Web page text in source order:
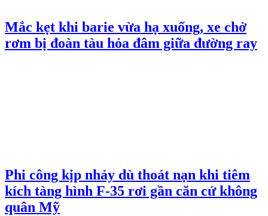
Mắc kẹt khi barie vừa hạ xuống, xe chở
rơm bị đoàn tàu hỏa đâm giữa đường ray
Phi công kịp nhảy dù thoát nạn khi tiêm
kích tàng hình F-35 rơi gần căn cứ không
quân Mỹ